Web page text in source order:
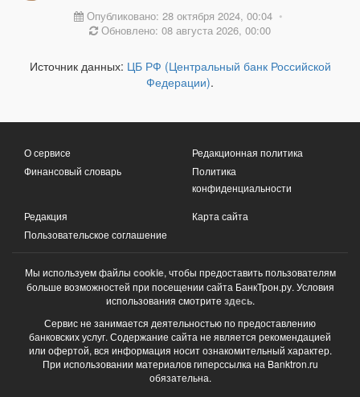
Опубликовано: 28 октября 2024, 00:04 •
Обновлено: 08 августа 2026, 00:00
Источник данных: ЦБ РФ (Центральный банк Российской
Федерации).
О сервисе
Финансовый словарь
Редакционная политика
Политика
конфиденциальности
Редакция
Пользовательское соглашение
Карта сайта
Мы используем файлы cookie, чтобы предоставить пользователям
больше возможностей при посещении сайта БанкТрон.ру. Условия
использования смотрите здесь.
Сервис не занимается деятельностью по предоставлению
банковских услуг. Содержание сайта не является рекомендацией
или офертой, вся информация носит ознакомительный характер.
При использовании материалов гиперссылка на Banktron.ru
обязательна.